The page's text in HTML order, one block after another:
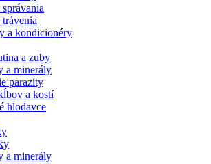
a kondicionéry
a zuby
a minerály
parazity
a kostí
hlodavce
a minerály